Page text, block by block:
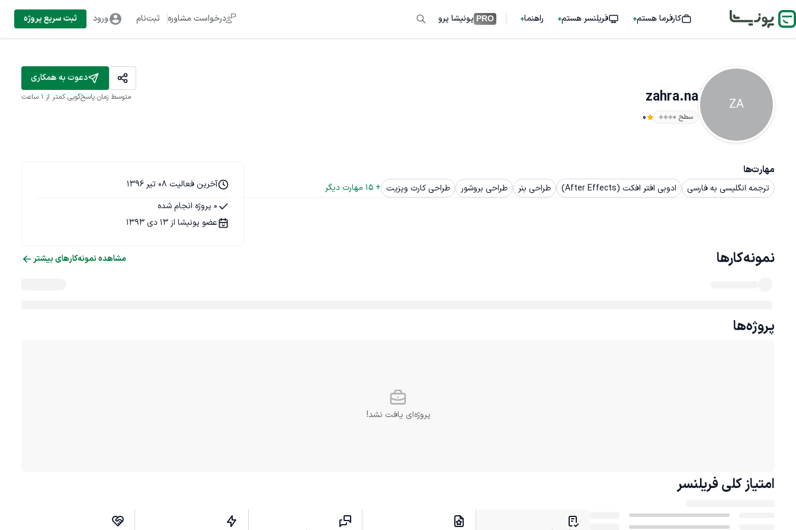
کارفرما هستم فریلنسر هستم راهنما PRO پونیشا پرو درخواست مشاوره ثبت‌نام ورود ثبت سریع پروژه
ZA
zahra.na
سطح ۰ 0
دعوت به همکاری
متوسط زمان پاسخ‌گویی کمتر از 1 ساعت
مهارت‌ها
ترجمه انگلیسی به فارسی ادوبی افتر افکت (After Effects) طراحی بنر طراحی بروشور طراحی کارت ویزیت +
15 مهارت دیگر
آخرین فعالیت 08 تیر 1396
0 پروژه انجام شده
عضو پونیشا از 13 دی 1393
نمونه‌کارها مشاهده نمونه‌کارهای بیشتر
پروژه‌ها
پروژه‌ای یافت نشد!
امتیاز کلی فریلنسر